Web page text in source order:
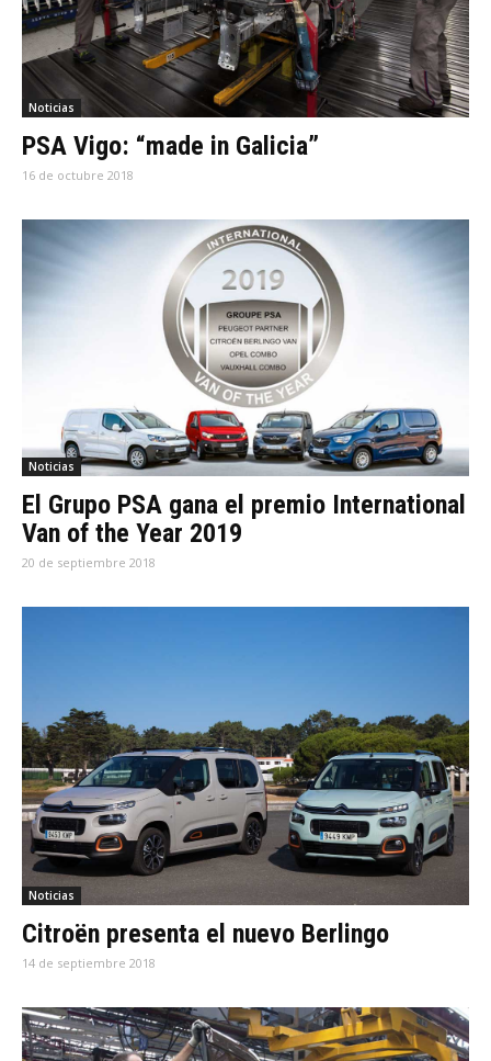
Noticias
PSA Vigo: “made in Galicia”
16 de octubre 2018
Noticias
El Grupo PSA gana el premio International
Van of the Year 2019
20 de septiembre 2018
Noticias
Citroën presenta el nuevo Berlingo
14 de septiembre 2018